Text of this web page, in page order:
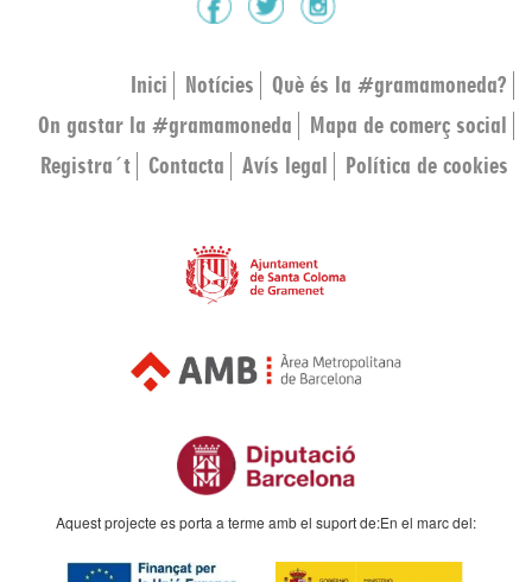
Inici Notícies
Què és la #gramamoneda?
On gastar la #gramamoneda
Mapa de comerç social
Registra´t
Contacta Avís legal Política de cookies
Aquest projecte es porta a terme amb el suport de:En el marc del: